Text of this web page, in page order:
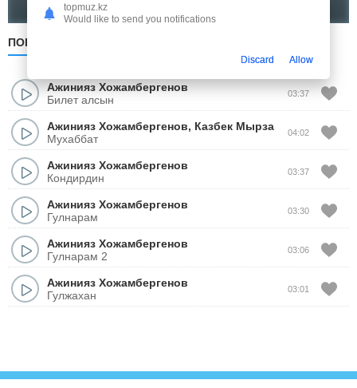
ПОПУЛЯРНЫЕ
Ажинияз Хожамбергенов
Билет алсын
03:37
Ажинияз Хожамбергенов, Казбек Мырза
Мухаббат
04:02
Ажинияз Хожамбергенов
Кондирдин
03:37
Ажинияз Хожамбергенов
Гулнарам
03:30
Ажинияз Хожамбергенов
Гулнарам 2
03:06
Ажинияз Хожамбергенов
Гулжахан
03:01
topmuz.kz
Would like to send you notifications
Discard Allow